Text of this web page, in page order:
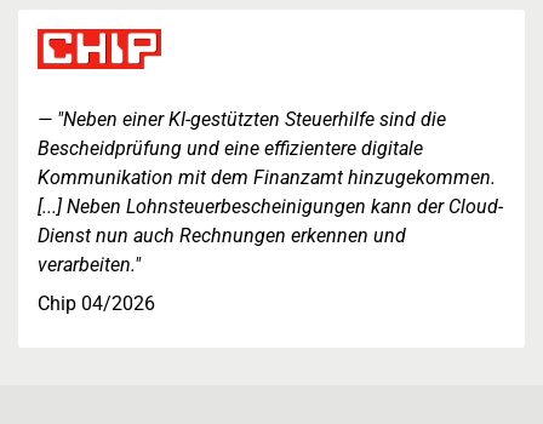
"Neben einer KI-gestützten Steuerhilfe sind die
Bescheidprüfung und eine effizientere digitale
Kommunikation mit dem Finanzamt hinzugekommen.
[...] Neben Lohnsteuerbescheinigungen kann der Cloud-
Dienst nun auch Rechnungen erkennen und
verarbeiten."
Chip 04/2026